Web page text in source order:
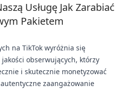
Usługę Jak Zarabiać
Pakietem
na TikTok wyróżnia się
obserwujących, którzy
i skutecznie monetyzować
zaangażowanie